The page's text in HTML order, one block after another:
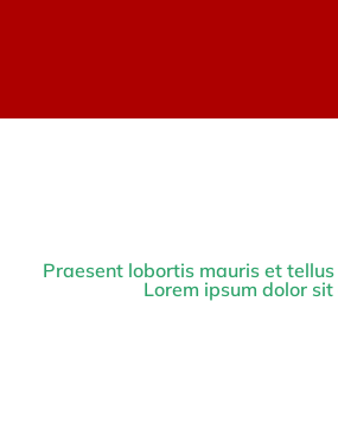
Praesent lobortis mauris et
Lorem ipsum dolor sit